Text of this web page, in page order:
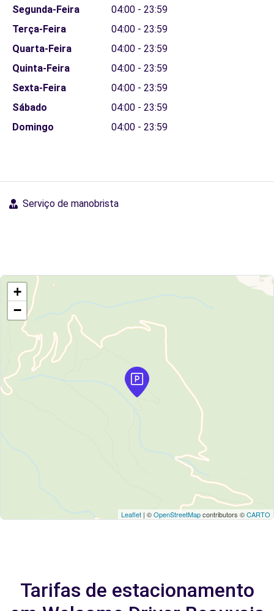
Segunda-Feira
04:00 - 23:59
Terça-Feira
04:00 - 23:59
Quarta-Feira
04:00 - 23:59
Quinta-Feira
04:00 - 23:59
Sexta-Feira
04:00 - 23:59
Sábado
04:00 - 23:59
Domingo
04:00 - 23:59
Serviço de manobrista
+
−
Leaflet | ©OpenStreetMapcontributors ©CARTO
Tarifas de estacionamento